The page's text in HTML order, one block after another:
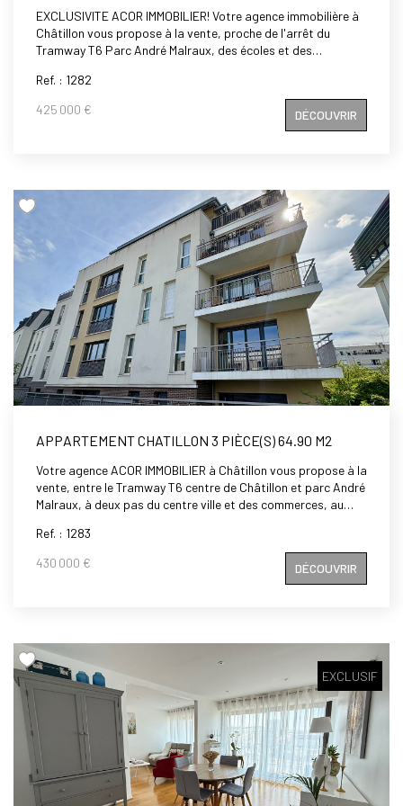
EXCLUSIVITE ACOR IMMOBILIER! Votre agence immobilière à
Châtillon vous propose à la vente, proche de l'arrêt du
Tramway T6 Parc André Malraux, des écoles et des
espaces verts, au deuxième étage, un appartement de 3
pièces de 61,30 m2 en double exposition, comprenant:
entrée, cuisine aménagée et équipée, séjour donnant sur
balcon exposé ouest, salle de bains, deux chambres avec
Ref. : 1282
425 000 €
DÉCOUVRIR
APPARTEMENT CHATILLON 3 PIÈCE(S) 64.90 M2
Votre agence ACOR IMMOBILIER à Châtillon vous propose à la
vente, entre le Tramway T6 centre de Châtillon et parc André
Malraux, à deux pas du centre ville et des commerces, au
petite copropriété récente de standing, un appartement de
3 pièces de 64,90 m2, comprenant: entrée, cuisine ouverte
aménagée et équipée donnant sur séjour avec accès sur
balcon, deux chambres avec placards, salle de bains, WC
Ref. : 1283
430 000 €
DÉCOUVRIR
EXCLUSIF